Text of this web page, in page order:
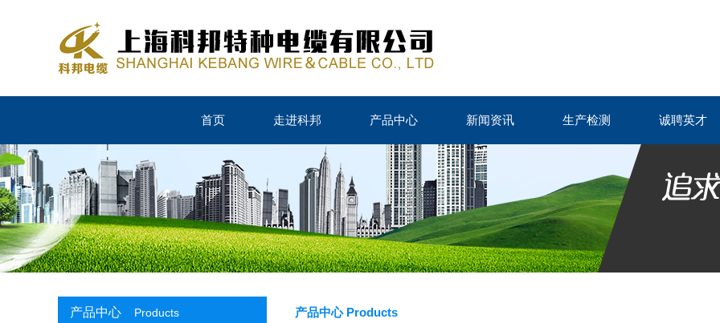
首页 走进科邦 产品中心 新闻资讯 生产检测 诚聘英才
产品中心 Products 产品中心 Products